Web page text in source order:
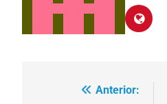
Navegación
Anterior: